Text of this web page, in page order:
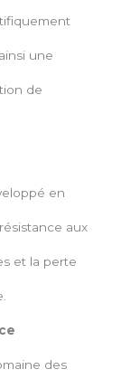
une
de
en
aux
et la perte
des